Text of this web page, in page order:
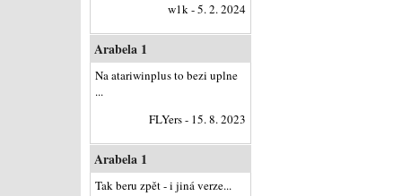
w1k - 5. 2. 2024
Arabela 1
Na atariwinplus to bezi uplne
...
FLYers - 15. 8. 2023
Arabela 1
Tak beru zpět - i jiná verze...